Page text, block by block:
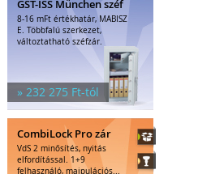
GST-ISS München széf
8-16 mFt értékhatár, MABISZ
E. Többfalú szerkezet,
változtatható széfzár.
» 232 275 Ft-tól
CombiLock Pro zár
VdS 2 minősítés, nyitás
elfordítással. 1+9
felhasználó, maipulációs...